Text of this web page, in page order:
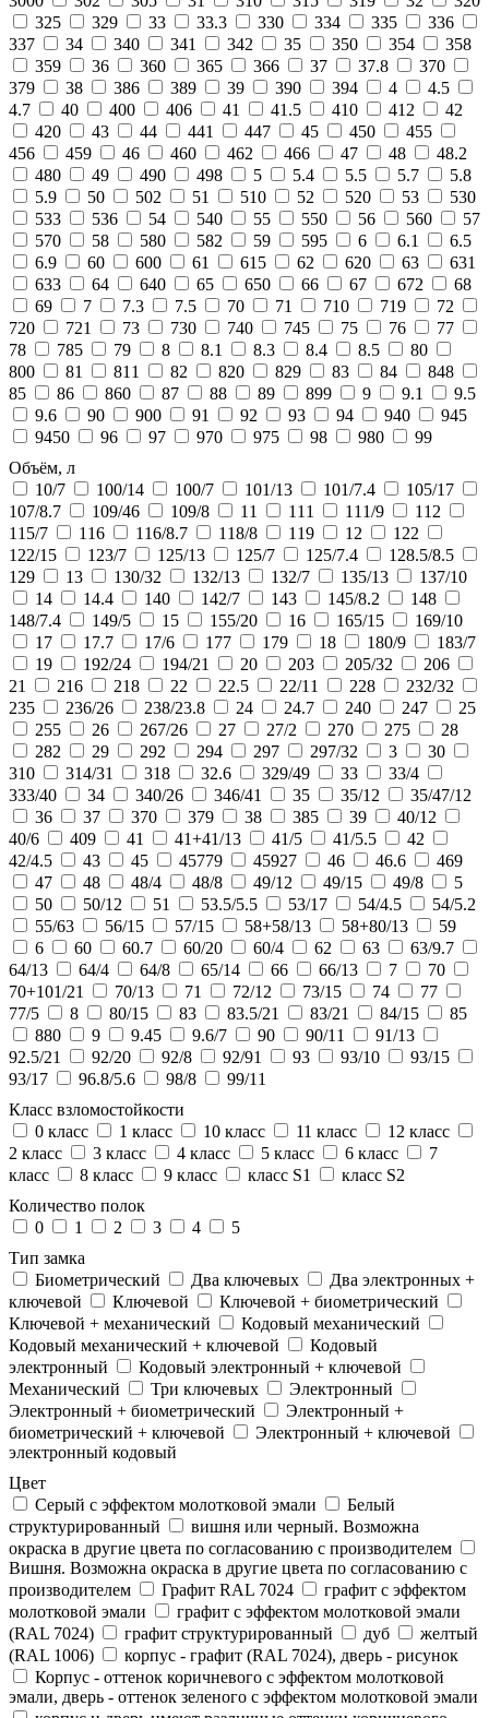
325
329 33 33.3 330 334 335
336
337
34 340 341 342 35 350 354
358
359
36 360 365 366 37 37.8
370
379
38 386 389 39 390 394 4
4.5
4.7
40 400 406 41 41.5 410 412
42
420
43 44 441 447 45 450
455
456
459 46 460 462 466 47 48
48.2
480
49 490 498 5 5.4 5.5 5.7
5.8
5.9
50 502 51 510 52 520 53
530
533
536 54 540 55 550 56 560
57
570
58 580 582 59 595 6 6.1
6.5
6.9
60 600 61 615 62 620 63
631
633
64 640 65 650 66 67 672
68
69
7 7.3 7.5 70 71 710 719
72
720
721 73 730 740 745 75 76
77
78
785 79 8 8.1 8.3 8.4 8.5
80
800
81 811 82 820 829 83 84
848
85
86 860 87 88 89 899 9 9.1
9.5
9.6
90 900 91 92 93 94 940
945
9450
96 97 970 975 98 980
99
Объём, л
10/7
100/14 100/7 101/13 101/7.4
105/17
107/8.7
109/46 109/8 11 111 111/9
112
115/7
116 116/8.7 118/8 119 12
122
122/15
123/7 125/13 125/7 125/7.4
128.5/8.5
129
13 130/32 132/13 132/7 135/13
137/10
14
14.4 140 142/7 143 145/8.2
148
148/7.4
149/5 15 155/20 16 165/15
169/10
17
17.7 17/6 177 179 18 180/9
183/7
19
192/24 194/21 20 203 205/32
206
21
216 218 22 22.5 22/11 228
232/32
235
236/26 238/23.8 24 24.7 240 247
25
255
26 267/26 27 27/2 270 275
28
282
29 292 294 297 297/32 3
30
310
314/31 318 32.6 329/49 33
33/4
333/40
34 340/26 346/41 35 35/12
35/47/12
36
37 370 379 38 385 39
40/12
40/6
409 41 41+41/13 41/5 41/5.5
42
42/4.5
43 45 45779 45927 46 46.6
469
47
48 48/4 48/8 49/12 49/15 49/8
5
50
50/12 51 53.5/5.5 53/17 54/4.5
54/5.2
55/63
56/15 57/15 58+58/13 58+80/13
59
6
60 60.7 60/20 60/4 62 63
63/9.7
64/13
64/4 64/8 65/14 66 66/13 7
70
70+101/21
70/13 71 72/12 73/15 74
77
77/5
8 80/15 83 83.5/21 83/21 84/15
85
880
9 9.45 9.6/7 90 90/11
91/13
92.5/21
92/20 92/8 92/91 93 93/10
93/15
93/17
96.8/5.6 98/8
99/11
Класс взломостойкости
0 класс
1 класс 10 класс 11 класс
12 класс
2 класс
3 класс 4 класс 5 класс 6 класс
7
класс
8 класс 9 класс класс S1
класс S2
Количество полок
0
1 2 3 4
5
Тип замка
Биометрический
Два ключевых
Два электронныx +
ключевой
Ключевой
Ключевой + биометрический
Ключевой + механический
Кодовый механический
Кодовый механический + ключевой
Кодовый
электронный
Кодовый электронный + ключевой
Механический
Три ключевых
Электронный
Электронный + биометрический
Электронный +
биометрический + ключевой
Электронный + ключевой
электронный кодовый
Цвет
Cерый с эффектом молотковой эмали
Белый
структурированный
вишня или черный. Возможна
окраска в другие цвета по согласованию с производителем
Вишня. Возможна окраска в другие цвета по согласованию с
производителем
Графит RAL 7024
графит с эффектом
молотковой эмали
графит с эффектом молотковой эмали
(RAL 7024)
графит структурированный дуб
желтый
(RAL 1006)
корпус - графит (RAL 7024), дверь - рисунок
Корпус - оттенок коричневого с эффектом молотковой
эмали, дверь - оттенок зеленого с эффектом молотковой эмали